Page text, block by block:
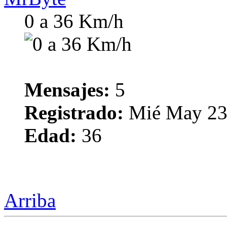
0 a 36 Km/h
Mensajes: 5
Registrado: Mié May
Edad: 36
Arriba